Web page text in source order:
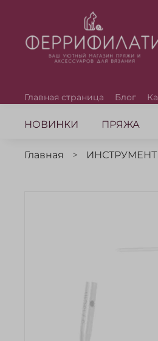
Главная страница Блог
НОВИНКИ ПРЯЖА
Главная